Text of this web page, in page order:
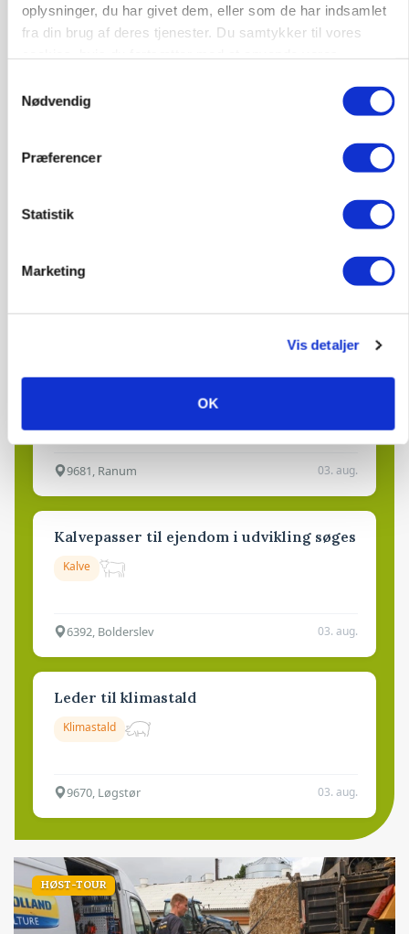
oplysninger, du har givet dem, eller som de har indsamlet
fra din brug af deres tjenester. Du samtykker til vores
Nødvendig
Præferencer
Statistik
Marketing
Vis detaljer
OK
Anlæg
06. aug.
Lastbilchauffør søges til Henrik Haves
Godstransport
4700, Næstved
Medarbejdere til griseproduktion
9681, Ranum 03. aug.
Kalvepasser til ejendom i udvikling søges
Kalve
6392, Bolderslev 03. aug.
Leder til klimastald
Klimastald
9670, Løgstør 03. aug.
HØST-TOUR